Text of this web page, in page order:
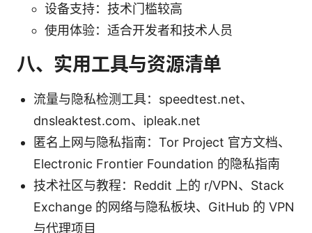
设备支持：技术门槛较高
使用体验：适合开发者和技术人员
八、实用工具与资源清单
流量与隐私检测工具：speedtest.net、
dnsleaktest.com、ipleak.net
匿名上网与隐私指南：Tor Project 官方文档、
Electronic Frontier Foundation 的隐私指南
技术社区与教程：Reddit 上的 r/VPN、Stack
Exchange 的网络与隐私板块、GitHub 的 VPN
与代理项目